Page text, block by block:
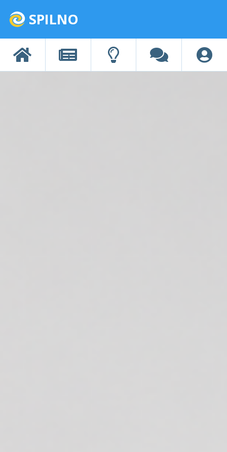
SPILNO